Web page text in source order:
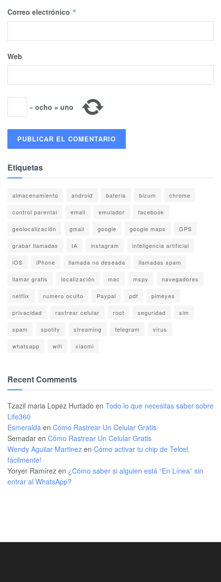
Correo electrónico *
Web
− ocho = uno
Etiquetas
almacenamiento android bateria bizum chrome
control parental email emulador facebook
geolocalización gmail google google maps GPS
grabar llamadas IA instagram inteligencia artificial
iOS iPhone llamada no deseada llamadas spam
llamar gratis localización mac mspy navegadores
netflix numero oculto Paypal pdf pimeyes
privacidad rastrear celular root seguridad sim
spam spotify streaming telegram virus
whatsapp wifi xiaomi
Recent Comments
Tzazil maria Lopez Hurtado en Todo lo que necesitas saber sobre
Life360
Esmeralda en Cómo Rastrear Un Celular Gratis
Semadar en Cómo Rastrear Un Celular Gratis
Wendy Aguilar Martinez en Cómo activar tu chip de Telcel,
fácilmente!
Yoryer Ramírez en ¿Cómo saber si alguien está “En Línea” sin
entrar al WhatsApp?